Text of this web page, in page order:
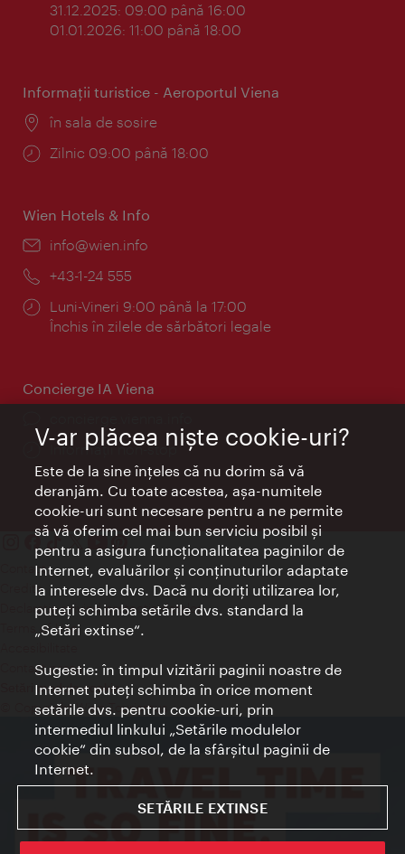
31.12.2025: 09:00 până 16:00
01.01.2026: 11:00 până 18:00
Informaţii turistice - Aeroportul Viena
Locul:
în sala de sosire
Program:
Zilnic 09:00 până 18:00
Wien Hotels & Info
E-
info@wien.info
Telefon:
+43-1-24 555
Program:
Luni-Vineri 9:00 până la 17:00
Închis în zilele de sărbători legale
Concierge IA Viena
Informații non-stop
Contact
Credits
Declaraţie privind protecţia datelor
Terms of Use
Contact presa
Setări module cookie
© Copyright Wien Tourismus
V-ar plăcea nişte cookie-uri?
Este de la sine înţeles că nu dorim să vă
deranjăm. Cu toate acestea, aşa-numitele
cookie-uri sunt necesare pentru a ne permite
să vă oferim cel mai bun serviciu posibil şi
pentru a asigura funcţionalitatea paginilor de
Internet, evaluărilor şi conţinuturilor adaptate
la interesele dvs. Dacă nu doriţi utilizarea lor,
puteţi schimba setările dvs. standard la
„Setări extinse“.
Sugestie: în timpul vizitării paginii noastre de
Internet puteţi schimba în orice moment
setările dvs. pentru cookie-uri, prin
intermediul linkului „Setările modulelor
cookie“ din subsol, de la sfârşitul paginii de
Internet.
SETĂRILE EXTINSE